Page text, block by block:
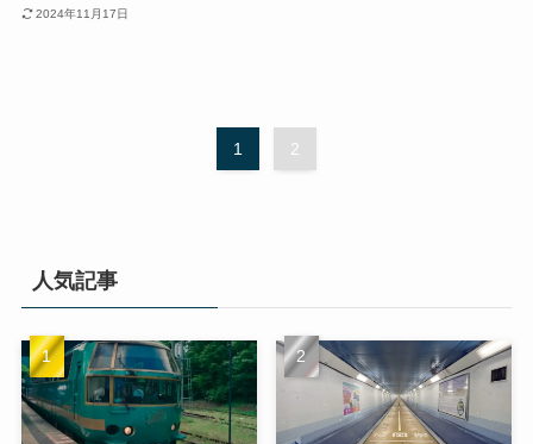
2024年11月17日
1 2
人気記事